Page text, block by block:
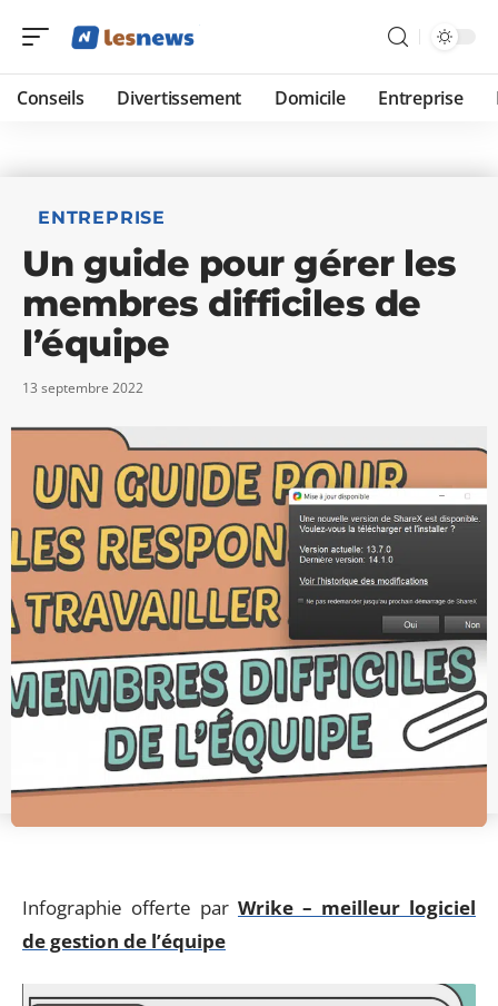
Conseils Divertissement Domicile Entreprise
ENTREPRISE
Un guide pour gérer les
membres difficiles de
l’équipe
13 septembre 2022
Infographie offerte par Wrike – meilleur logiciel
de gestion de l’équipe